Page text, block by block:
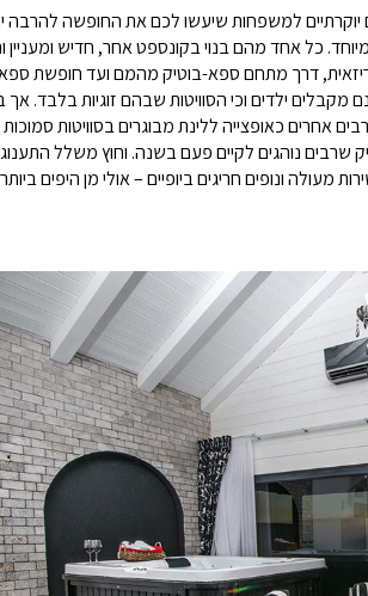
יוקרתיים למשפחותשיעשו לכם את החופשה להרבה
כל אחד מהם בנוי בקונספט אחר, חדיש ומעניין
דרך מתחם ספא-בוטיק מהמם ועד חופשת
ילדים וכי הסוויטות שבהם זוגיות בלבד. אך
אחרים כאופצייה ללינת מבוגרים בסוויטות
שרבים נוהגים לקיים פעם בשנה. וחוץ משלל
מעולה ונופים חריגים ביופיים – אולי מן היפים